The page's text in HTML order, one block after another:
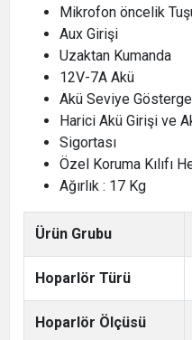
Mikrofon öncelik
Aux Girişi
Uzaktan Kumanda
12V-7A Akü
Akü Seviye
Harici Akü Girişi ve
Sigortası
Özel Koruma Kılıfı
Ağırlık : 17 Kg
Ürün Grubu
Hoparlör Türü
Hoparlör Ölçüsü